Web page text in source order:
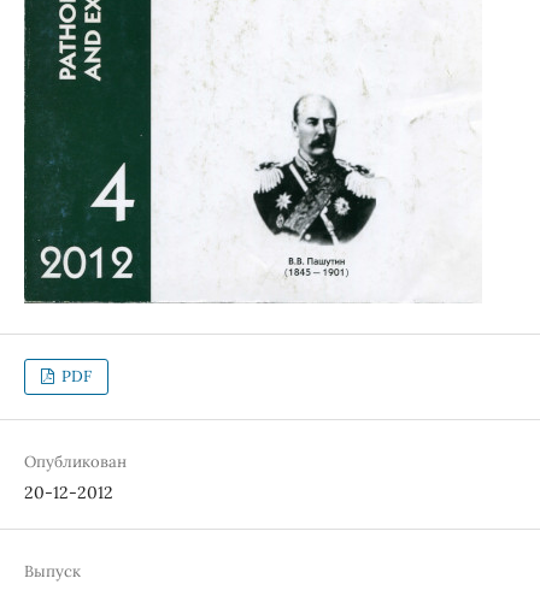
PDF
Опубликован
20-12-2012
Выпуск